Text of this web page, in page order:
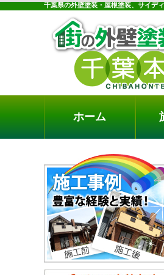
千葉県の外壁塗装・屋根塗装、サイデ
ホーム